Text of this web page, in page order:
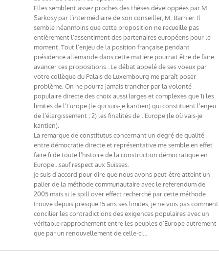
Elles semblent assez proches des thèses développées par M.
Sarkosy par l’intermédiaire de son conseiller, M. Barnier. Il
semble néanmoins que cette proposition ne recueille pas
entièrement l’assentiment des partenaires européens pour le
moment. Tout l’enjeu de la position française pendant
présidence allemande dans cette matière pourrait être de faire
avancer ces propositions…Le débat appelé de ses voeux par
votre collègue du Palais de Luxembourg me paraît poser
problème. On ne pourra jamais trancher par la volonté
populaire directe des choix aussi larges et complexes que 1) les
limites de l’Europe (le qui suis-je kantien) qui constituent l’enjeu
de l’élargissement ; 2) les finalités de l’Europe (le où vais-je
kantien).
La remarque de constitutus concernant un degré de qualité
entre démocratie directe et représentative me semble en effet
faire fi de toute l’histoire de la construction démocratique en
Europe…sauf respect aux Suisses.
Je suis d’accord pour dire que nous avons peut-être atteint un
palier de la méthode communautaire avec le referendum de
2005 mais si le spill over effect recherché par cette méthode
trouve depuis presque 15 ans ses limites, je ne vois pas comment
concilier les contradictions des exigences populaires avec un
véritable rapprochement entre les peuples d’Europe autrement
que par un renouvellement de celle-ci…